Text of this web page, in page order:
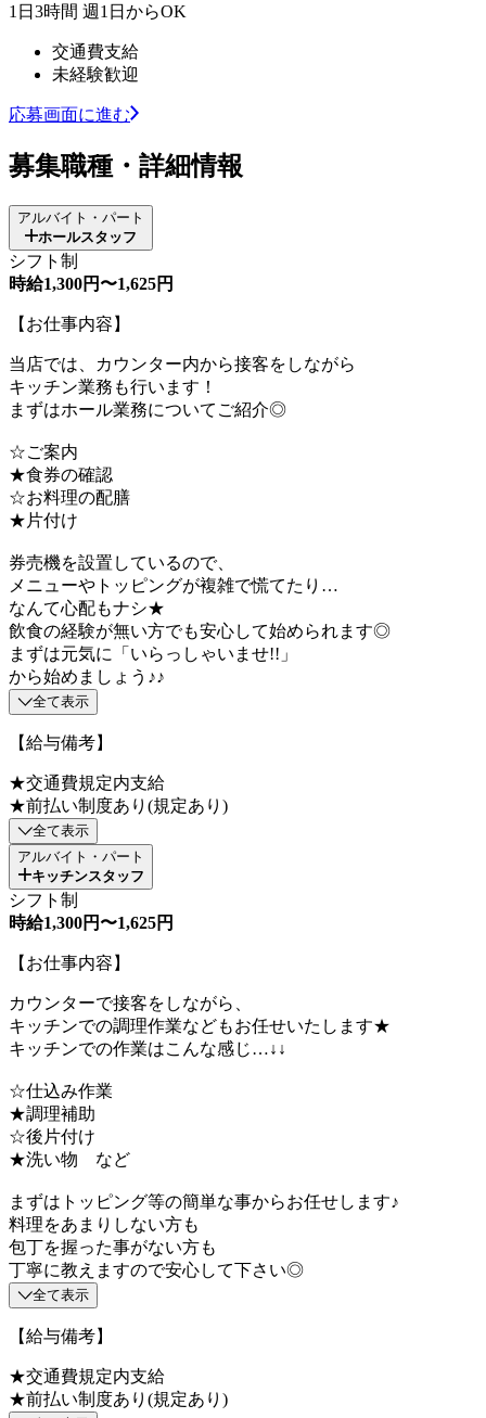
1日3時間 週1日からOK
交通費支給
未経験歓迎
応募画面に進む
募集職種・詳細情報
アルバイト・パート
ホールスタッフ
シフト制
時給1,300円〜1,625円
【お仕事内容】
当店では、カウンター内から接客をしながら
キッチン業務も行います！
まずはホール業務についてご紹介◎
☆ご案内
★食券の確認
☆お料理の配膳
★片付け
券売機を設置しているので、
メニューやトッピングが複雑で慌てたり…
なんて心配もナシ★
飲食の経験が無い方でも安心して始められます◎
まずは元気に「いらっしゃいませ!!」
から始めましょう♪♪
全て表示
【給与備考】
★交通費規定内支給
★前払い制度あり(規定あり)
全て表示
アルバイト・パート
キッチンスタッフ
シフト制
時給1,300円〜1,625円
【お仕事内容】
カウンターで接客をしながら、
キッチンでの調理作業などもお任せいたします★
キッチンでの作業はこんな感じ…↓↓
☆仕込み作業
★調理補助
☆後片付け
★洗い物 など
まずはトッピング等の簡単な事からお任せします♪
料理をあまりしない方も
包丁を握った事がない方も
丁寧に教えますので安心して下さい◎
全て表示
【給与備考】
★交通費規定内支給
★前払い制度あり(規定あり)